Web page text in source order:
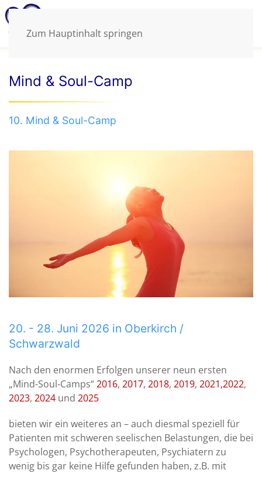
Zum Hauptinhalt springen
Mind & Soul-Camp
10. Mind & Soul-Camp
20. - 28. Juni 2026 in Oberkirch /
Schwarzwald
Nach den enormen Erfolgen unserer neun ersten
„Mind-Soul-Camps“2016, 2017, 2018, 2019, 2021,2022,
2023, 2024 und 2025
bieten wir ein weiteres an – auch diesmal speziell für
Patienten mit schweren seelischen Belastungen, die bei
Psychologen, Psychotherapeuten, Psychiatern zu
wenig bis gar keine Hilfe gefunden haben, z.B. mit